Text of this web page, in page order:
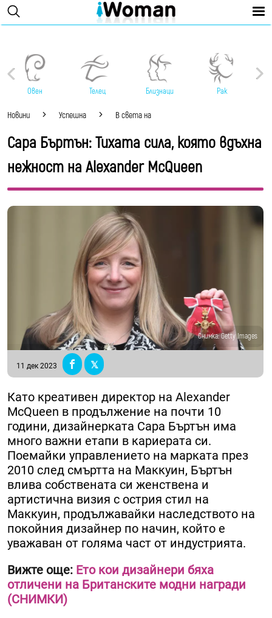
Овен Телец Близнаци Рак
Новини Успешна В света на
Сара Бъртън: Тихата сила, която вдъхна
нежност на Alexander McQueen
Снимка: Getty Images
11 дек 2023
Като креативен директор на Alexander
McQueen в продължение на почти 10
години, дизайнерката Сара Бъртън има
много важни етапи в кариерата си.
Поемайки управлението на марката през
2010 след смъртта на Маккуин, Бъртън
влива собствената си женствена и
артистична визия с острия стил на
Маккуин, продължавайки наследството на
покойния дизайнер по начин, който е
уважаван от голяма част от индустрията.
Вижте още: Ето кои дизайнери бяха
отличени на Британските модни награди
(СНИМКИ)